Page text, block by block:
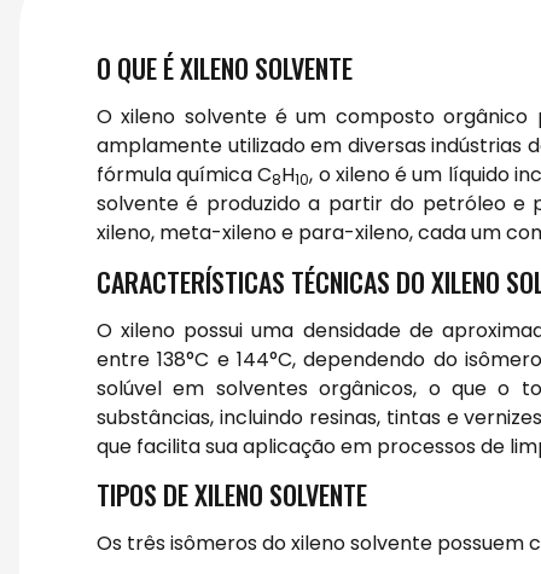
O QUE É XILENO SOLVENTE
O xileno solvente é um composto
amplamente utilizado em diversas indústrias
fórmula química C8H10, o xileno é um líquido
solvente é produzido a partir do petróleo e
xileno, meta-xileno e para-xileno, cada um
CARACTERÍSTICAS TÉCNICAS DO XILENO
O xileno possui uma densidade de
entre 138°C e 144°C, dependendo do
solúvel em solventes orgânicos, o que o
substâncias, incluindo resinas, tintas e
que facilita sua aplicação em processos de
TIPOS DE XILENO SOLVENTE
Os três isômeros do xileno solvente